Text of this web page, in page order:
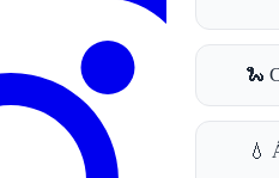
🐍
💧